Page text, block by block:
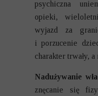
psychiczna
opieki,
wyjazd za
i porzucenie
charakter trwały,
Nadużywanie
znęcanie się